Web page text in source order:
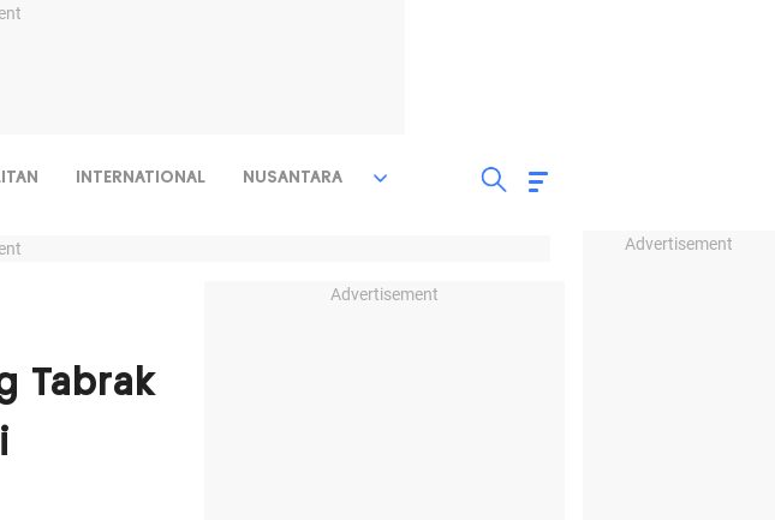
Advertisement
INTERNATIONAL NUSANTARA
Tabrak
Advertisement